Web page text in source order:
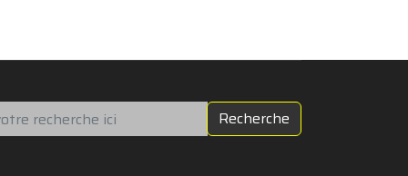
Recherche